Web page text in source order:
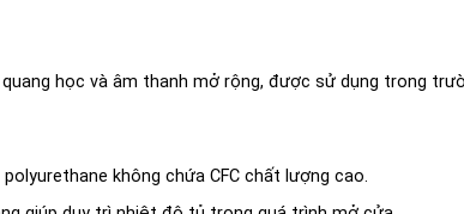
học và âm thanh mở rộng, được sử dụng trong
không chứa CFC chất lượng cao.